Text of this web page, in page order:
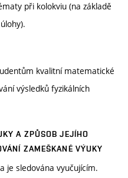
při kolokviu (na základě
kvalitní matematické
výsledků fyzikálních
A ZPŮSOB JEJÍHO
ZAMEŠKANÉ VÝUKY
je sledována vyučujícím.